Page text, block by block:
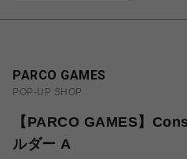
PARCO GAMES
POP-UP SHOP
【PARCO GAMES】
ルダー A